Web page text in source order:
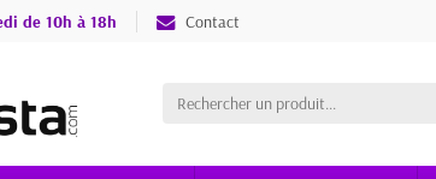
de 10h à 18h Contact